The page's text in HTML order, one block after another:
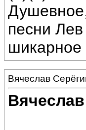
песни
шикарное
Вячеслав